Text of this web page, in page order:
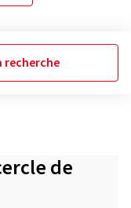
recherche
de